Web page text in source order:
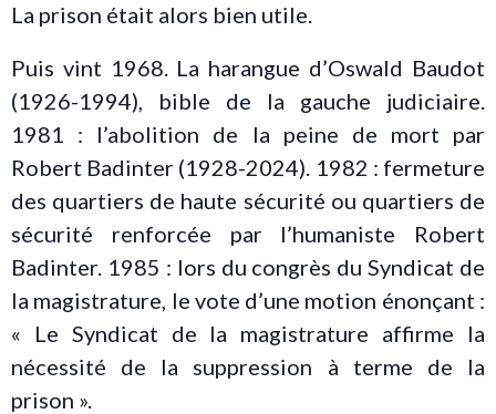
La prison était alors bien utile.
Puis vint 1968. La harangue d’Oswald Baudot
(1926-1994), bible de la gauche judiciaire.
1981 : l’abolition de la peine de mort par
Robert Badinter (1928-2024). 1982 : fermeture
des quartiers de haute sécurité ou quartiers de
sécurité renforcée par l’humaniste Robert
Badinter. 1985 : lors du congrès du Syndicat de
la magistrature, le vote d’une motion énonçant :
« Le Syndicat de la magistrature affirme la
nécessité de la suppression à terme de la
prison ».